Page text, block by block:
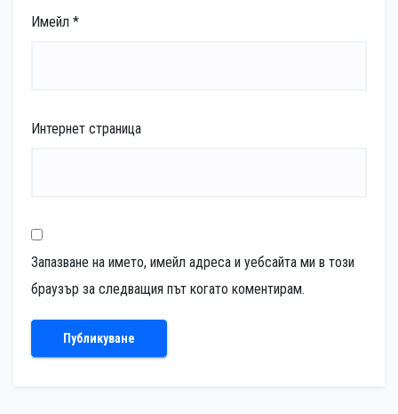
Имейл *
Интернет страница
Запазване на името, имейл адреса и уебсайта ми в този
браузър за следващия път когато коментирам.